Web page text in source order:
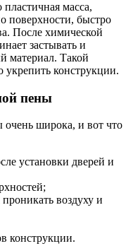
масса,
поверхности, быстро
После химической
застывать и
материал. Такой
укрепить конструкции.
пены
широка, и вот что
установки дверей и
воздуху и
конструкции.